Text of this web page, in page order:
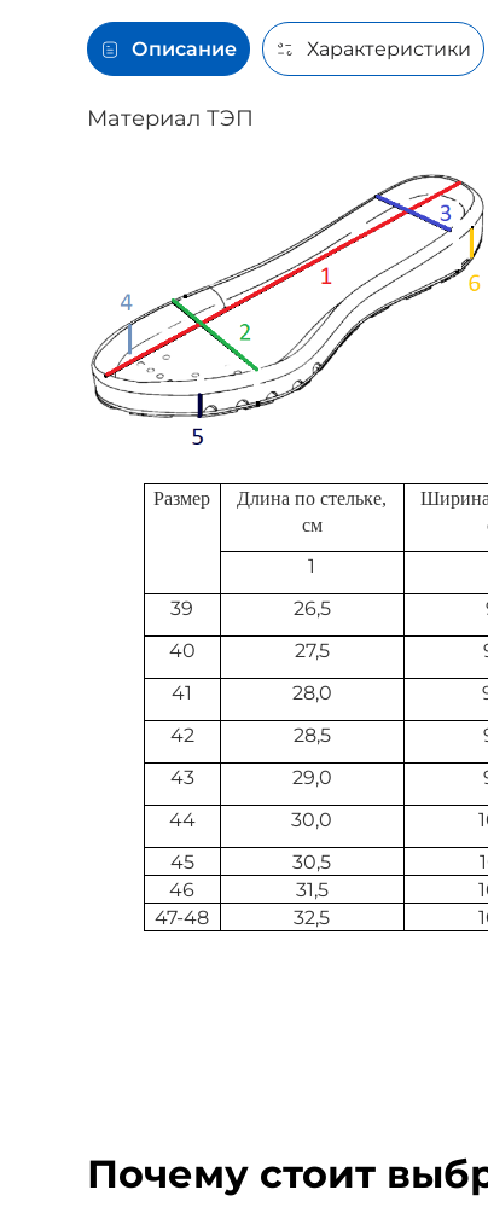
Описание Характеристики
Материал ТЭП
Размер
Длина по стельке,
см
Ширина
1
39
26,5
40 27,5
41
28,0
42
28,5
43
29,0
44
30,0
45
30,5
46
31,5
47-48
32,5
Почему стоит